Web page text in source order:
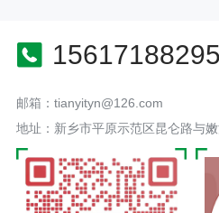
15617188295
邮箱：tianyityn@126.com
地址：新乡市平原示范区昆仑路与